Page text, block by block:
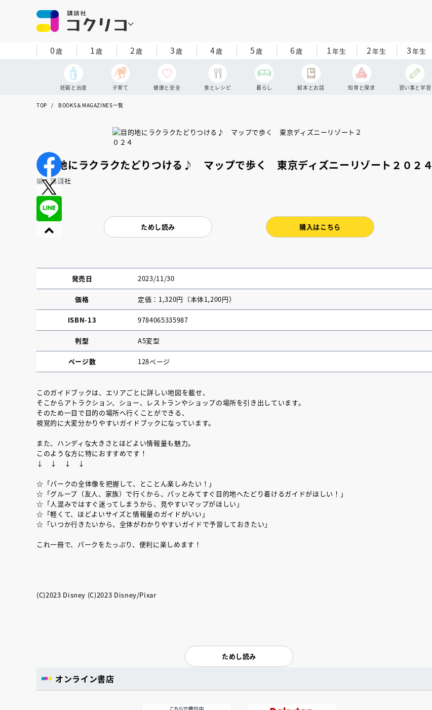
0歳 1歳 2歳 3歳 4歳 5歳 6歳 1年生 2年生 3年生
妊娠と出産 子育て 健康と安全 食とレシピ 暮らし 絵本とお話 知育と探求 習い事と学習
TOP BOOKS＆MAGAZINES一覧
目的地にラクラクたどりつける♪ マップで歩く 東京ディズニーリゾート２０２４
編：講談社
ためし読み 購入はこちら
発売日 2023/11/30
価格 定価：1,320円（本体1,200円）
ISBN-13 9784065335987
判型 A5変型
ページ数 128ページ
このガイドブックは、エリアごとに詳しい地図を載せ、
そこからアトラクション、ショー、レストランやショップの場所を引き出しています。
そのため一目で目的の場所へ行くことができる、
視覚的に大変分かりやすいガイドブックになっています。
また、ハンディな大きさとほどよい情報量も魅力。
このような方に特におすすめです！
↓ ↓ ↓ ↓
☆「パークの全体像を把握して、とことん楽しみたい！」
☆「グループ（友人、家族）で行くから、パッとみてすぐ目的地へたどり着けるガイドがほしい！」
☆「人混みではすぐ迷ってしまうから、見やすいマップがほしい」
☆「軽くて、ほどよいサイズと情報量のガイドがいい」
☆「いつか行きたいから、全体がわかりやすいガイドで予習しておきたい」
これ一冊で、パークをたっぷり、便利に楽しめます！
(C)2023 Disney (C)2023 Disney/Pixar
ためし読み
オンライン書店
『NO.６再会』（あさのあつこ）特設サ
イト ＃４ 2026年９月30日発売決定！
2025.02.17